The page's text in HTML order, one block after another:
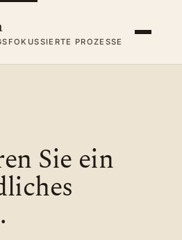
PROZESSE
Sie ein